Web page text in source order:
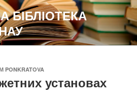
БІБЛІОТЕКА
PONKRATOVA
установах